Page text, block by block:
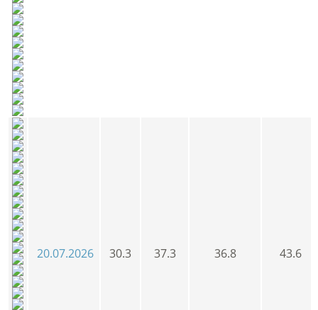
20.07.2026 30.3 37.3 36.8 43.6